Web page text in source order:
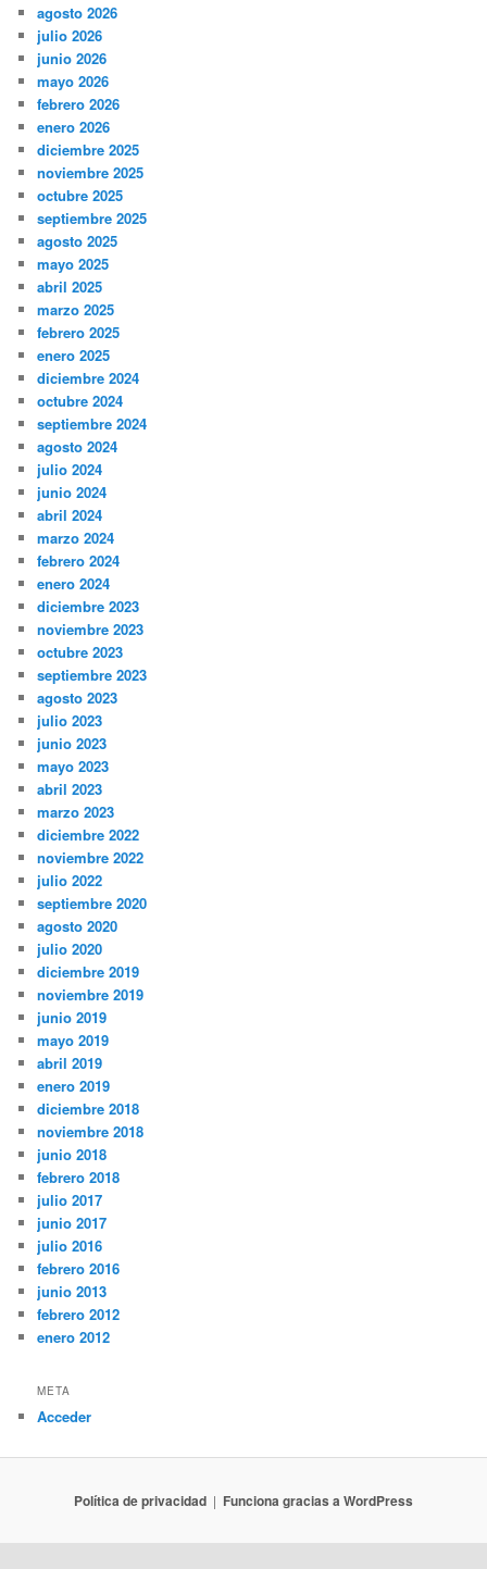
agosto 2026
julio 2026
junio 2026
mayo 2026
febrero 2026
enero 2026
diciembre 2025
noviembre 2025
octubre 2025
septiembre 2025
agosto 2025
mayo 2025
abril 2025
marzo 2025
febrero 2025
enero 2025
diciembre 2024
octubre 2024
septiembre 2024
agosto 2024
julio 2024
junio 2024
abril 2024
marzo 2024
febrero 2024
enero 2024
diciembre 2023
noviembre 2023
octubre 2023
septiembre 2023
agosto 2023
julio 2023
junio 2023
mayo 2023
abril 2023
marzo 2023
diciembre 2022
noviembre 2022
julio 2022
septiembre 2020
agosto 2020
julio 2020
diciembre 2019
noviembre 2019
junio 2019
mayo 2019
abril 2019
enero 2019
diciembre 2018
noviembre 2018
junio 2018
febrero 2018
julio 2017
junio 2017
julio 2016
febrero 2016
junio 2013
febrero 2012
enero 2012
META
Acceder
Política de privacidad Funciona gracias a WordPress